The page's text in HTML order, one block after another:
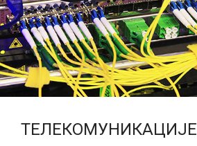
ТЕЛЕКОМУНИКАЦИЈЕ